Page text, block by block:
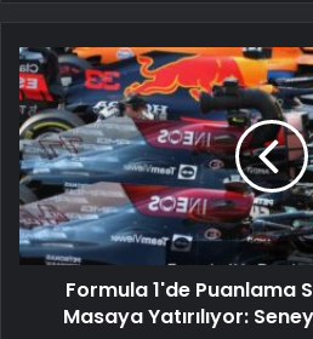
Formula 1'de Puanlama
Masaya Yatırılıyor: